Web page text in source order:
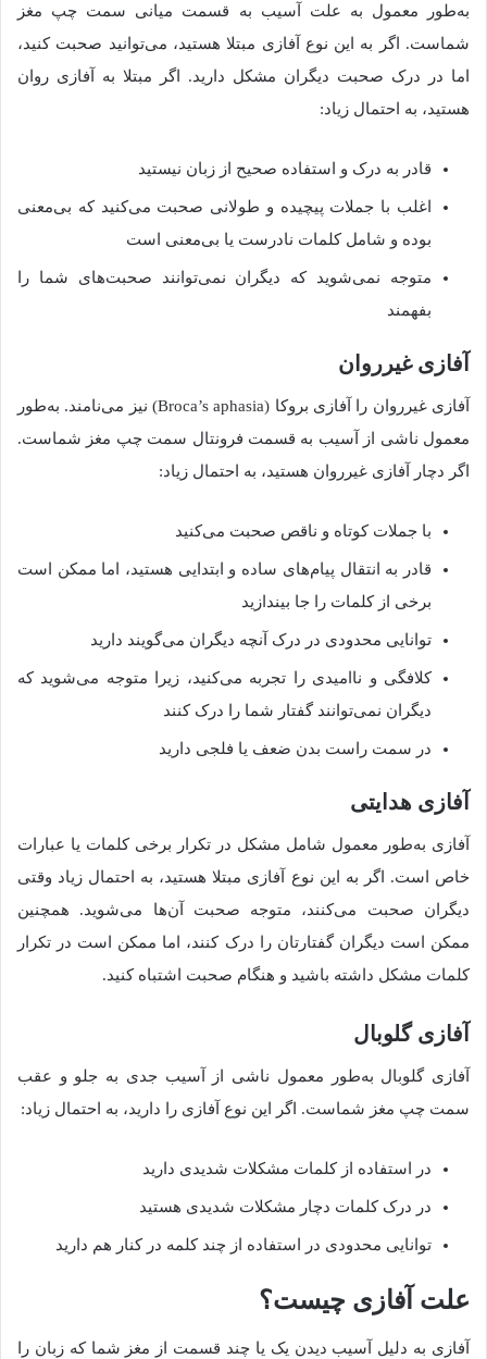
به‌طور معمول به علت آسیب به قسمت میانی سمت چپ مغز
شماست. اگر به این نوع آفازی مبتلا هستید، می‌توانید صحبت کنید،
اما در درک صحبت دیگران مشکل دارید. اگر مبتلا به آفازی روان
هستید، به احتمال زیاد:
قادر به درک و استفاده صحیح از زبان نیستید
اغلب با جملات پیچیده و طولانی صحبت می‌کنید که بی‌معنی
بوده و شامل کلمات نادرست یا بی‌معنی است
متوجه نمی‌شوید که دیگران نمی‌توانند صحبت‌های شما را
بفهمند
آفازی غیرروان
آفازی غیرروان را آفازی بروکا (Broca’s aphasia) نیز می‌نامند. به‌طور
معمول ناشی از آسیب به قسمت فرونتال سمت چپ مغز شماست.
اگر دچار آفازی غیرروان هستید، به احتمال زیاد:
با جملات کوتاه و ناقص صحبت می‌کنید
قادر به انتقال پیام‌های ساده و ابتدایی هستید، اما ممکن است
برخی از کلمات را جا بیندازید
توانایی محدودی در درک آنچه دیگران می‌گویند دارید
کلافگی و ناامیدی را تجربه می‌کنید، زیرا متوجه می‌شوید که
دیگران نمی‌توانند گفتار شما را درک کنند
در سمت راست بدن ضعف یا فلجی دارید
آفازی هدایتی
آفازی به‌طور معمول شامل مشکل در تکرار برخی کلمات یا عبارات
خاص است. اگر به این نوع آفازی مبتلا هستید، به احتمال زیاد وقتی
دیگران صحبت می‌کنند، متوجه صحبت آن‌ها می‌شوید. همچنین
ممکن است دیگران گفتارتان را درک کنند، اما ممکن است در تکرار
کلمات مشکل داشته باشید و هنگام صحبت اشتباه کنید.
آفازی گلوبال
آفازی گلوبال به‌طور معمول ناشی از آسیب جدی به جلو و عقب
سمت چپ مغز شماست. اگر این نوع آفازی را دارید، به احتمال زیاد:
در استفاده از کلمات مشکلات شدیدی دارید
در درک کلمات دچار مشکلات شدیدی هستید
توانایی محدودی در استفاده از چند کلمه در کنار هم دارید
علت آفازی چیست؟
آفازی به دلیل آسیب دیدن یک یا چند قسمت از مغز شما که زبان را